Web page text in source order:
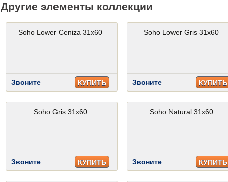
Другие элементы коллекции
Soho Lower Ceniza 31x60
Звоните КУПИТЬ
Soho Lower Gris 31x60
Звоните КУПИТЬ
Soho Gris 31x60
Звоните КУПИТЬ
Soho Natural 31x60
Звоните КУПИТЬ